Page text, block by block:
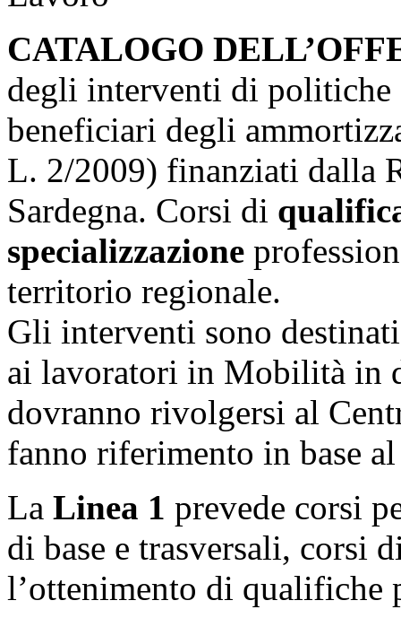
CATALOGO
degli interventi di
beneficiari degli
L. 2/2009) finanziati dalla
Sardegna. Corsi di
specializzazione
territorio regionale.
Gli interventi sono
ai lavoratori in Mobilità in
dovranno rivolgersi al
fanno riferimento in base
La Linea 1 prevede corsi
di base e trasversali, corsi
l’ottenimento di qualifiche